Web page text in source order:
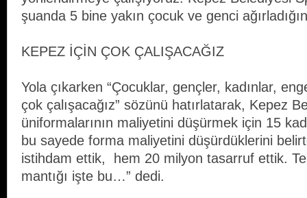
şuanda 5 bine yakın çocuk ve genci
KEPEZ İÇİN ÇOK ÇALIŞACAĞIZ
Yola çıkarken “Çocuklar, gençler, kadınlar,
çok çalışacağız” sözünü hatırlatarak, Kepez
üniformalarının maliyetini düşürmek için 15
bu sayede forma maliyetini düşürdüklerini
istihdam ettik, hem 20 milyon tasarruf ettik.
mantığı işte bu…” dedi.